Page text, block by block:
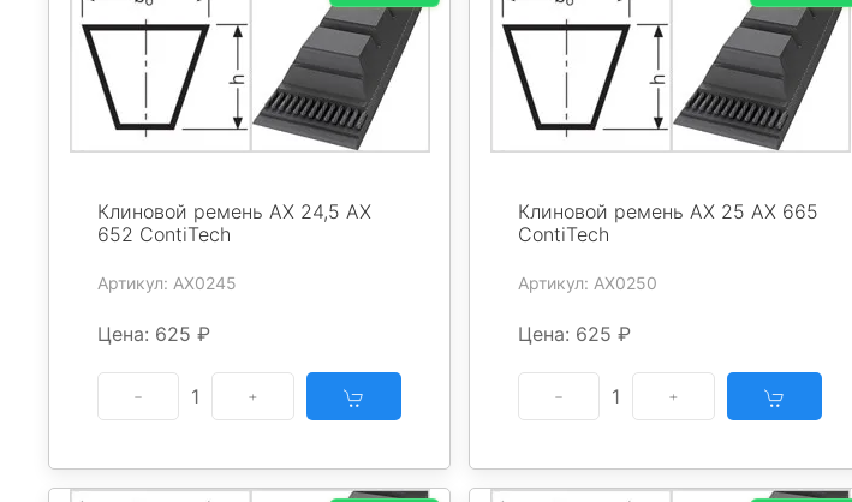
Клиновой ремень AX 24,5 AX
652 ContiTech
Артикул: AX0245
Цена: 625 ₽
1
Клиновой ремень AX 25 AX 665
ContiTech
Артикул: AX0250
Цена: 625 ₽
1